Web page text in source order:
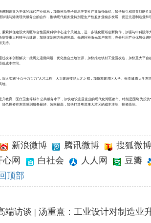
进制造业为主体的现代产业体系，加快推动电子信息等支柱产业做强做优，加快招引和培育战略
加强与港澳现代服务业的合作，推动现代服务业特别是生产性服务业稳步发展，促进先进制造业和
紧紧抓住建设大湾区综合性国家科学中心这个关键点，进一步强化区域创新协作，加强与中科院
室等重大科技平台建设，加快谋划南方先进光源、先进阿秒激光落户东莞，充分利用产业优势促
持。
过改革创新解决一批历史遗留问题，优化整合土地资源，加快推动镇村工业园改造，加快重大平台
成本空间。
深入实施“十百千万百万”人才工程，大力建设技能人才之都，加快筹建湾区大学、香港城市大学
。
升教育、医疗卫生等城市公共服务水平，加快建设宜居宜业的现代化湾区都市。特别是围绕为投资
色投资在东莞感到服务最好、效率最高，加快打造粤港澳大湾区的成本洼地、投资高地。
新浪微博 腾讯微博
搜狐微博
心网 白社会 人人网
豆瓣
顶部
端访谈 | 汤重熹：工业设计对制造业